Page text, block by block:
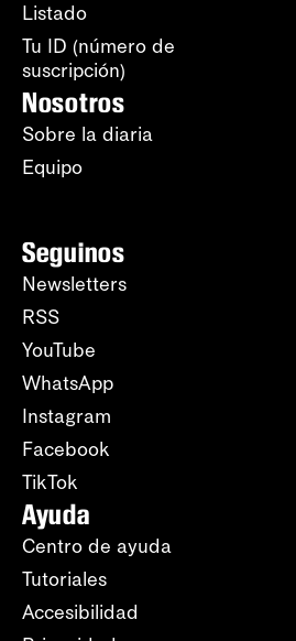
Listado
Tu ID (número de
suscripción)
Nosotros
Sobre la diaria
Equipo
Seguinos
Newsletters
RSS
YouTube
WhatsApp
Instagram
Facebook
TikTok
Ayuda
Centro de ayuda
Tutoriales
Accesibilidad